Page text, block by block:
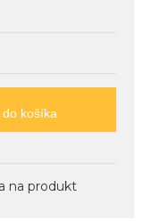
košíka
na produkt